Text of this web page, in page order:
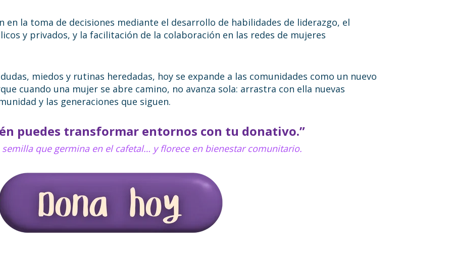
en la toma de decisiones mediante el desarrollo de habilidades de liderazgo, el
y privados, y la facilitación de la colaboración en las redes de mujeres
miedos y rutinas heredadas, hoy se expande a las comunidades como un nuevo
cuando una mujer se abre camino, no avanza sola: arrastra con ella nuevas
y las generaciones que siguen.
puedes transformar entornos con tu donativo.”
semilla que germina en el cafetal… y florece en bienestar comunitario.